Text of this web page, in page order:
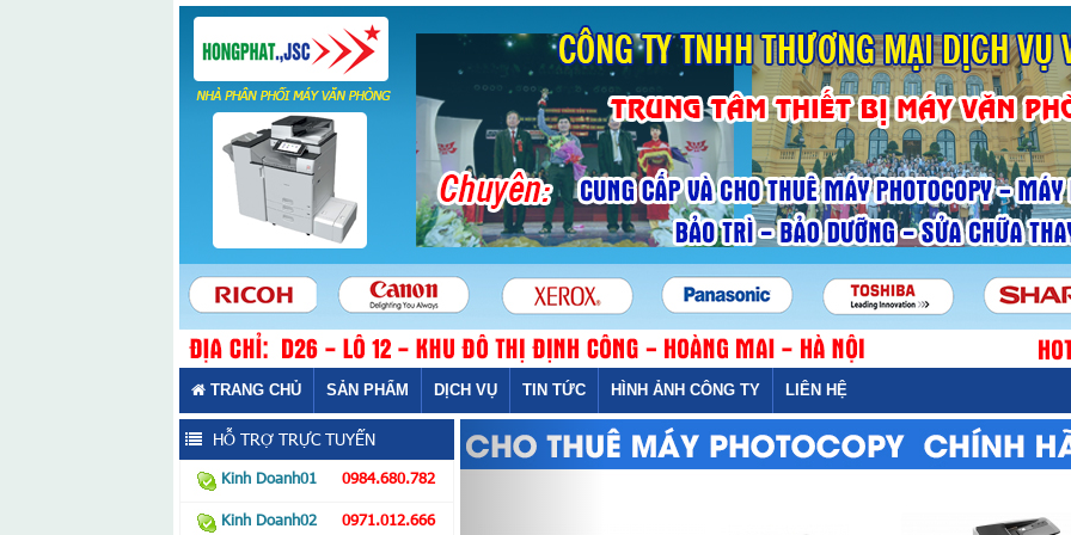
TRANG CHỦ SẢN PHẨM DỊCH VỤ TIN TỨC HÌNH ẢNH CÔNG TY LIÊN HỆ
HỖ TRỢ TRỰC TUYẾN
Kinh Doanh01 0984.680.782
Kinh Doanh02 0971.012.666
Previous